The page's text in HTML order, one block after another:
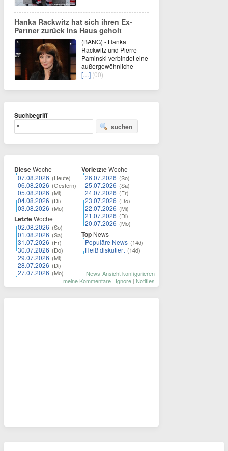
Hanka Rackwitz hat sich ihren Ex-
Partner zurück ins Haus geholt
(BANG) - Hanka
Rackwitz und Pierre
Paminski verbindet eine
außergewöhnliche
[…] (00)
Suchbegriff
suchen
DieseWoche
07.08.2026 (Heute)
06.08.2026 (Gestern)
05.08.2026 (Mi)
04.08.2026 (Di)
03.08.2026 (Mo)
LetzteWoche
02.08.2026 (So)
01.08.2026 (Sa)
31.07.2026 (Fr)
30.07.2026 (Do)
29.07.2026 (Mi)
28.07.2026 (Di)
27.07.2026 (Mo)
VorletzteWoche
26.07.2026 (So)
25.07.2026 (Sa)
24.07.2026 (Fr)
23.07.2026 (Do)
22.07.2026 (Mi)
21.07.2026 (Di)
20.07.2026 (Mo)
Top News
Populäre News (14d)
Heiß diskutiert (14d)
News-Ansicht konfigurieren
meine Kommentare | Ignore | Notifies